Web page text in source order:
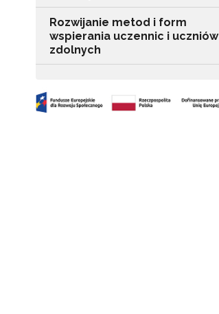
Rozwijanie metod i form
wspierania uczennic i uczniów
zdolnych